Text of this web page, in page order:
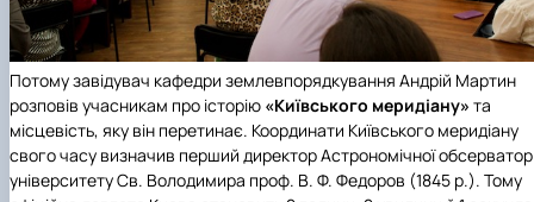
Потому завідувач кафедри землевпорядкування Андрій Мартин
розповів учасникам про історію «Київського меридіану» та
місцевість, яку він перетинає. Координати Київського меридіану
свого часу визначив перший директор Астрономічної
університету Св. Володимира проф. В. Ф. Федоров (1845 р.). Тому